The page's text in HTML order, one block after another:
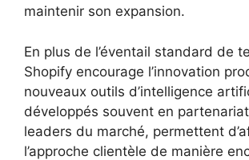
maintenir son expansion.
En plus de l’éventail standard de
Shopify encourage l’innovation
nouveaux outils d’intelligence
développés souvent en
leaders du marché, permettent
l’approche clientèle de manière